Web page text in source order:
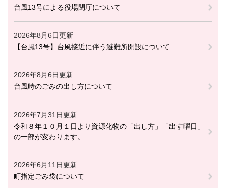
台風13号による役場閉庁について
2026年8月6日更新
【台風13号】台風接近に伴う避難所開設について
2026年8月6日更新
台風時のごみの出し方について
2026年7月31日更新
令和８年１０月１日より資源化物の「出し方」「出す曜日」
の一部が変わります。
2026年6月11日更新
町指定ごみ袋について